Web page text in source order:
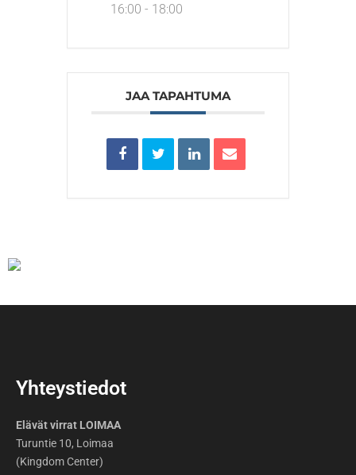
16:00 - 18:00
JAA TAPAHTUMA
Yhteystiedot
Elävät virrat LOIMAA
Turuntie 10, Loimaa
(Kingdom Center)